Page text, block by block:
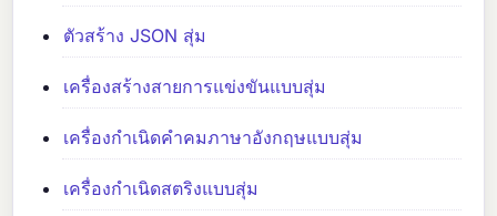
ตัวสร้าง JSON สุ่ม
เครื่องสร้างสายการแข่งขันแบบสุ่ม
เครื่องกำเนิดคำคมภาษาอังกฤษแบบสุ่ม
เครื่องกำเนิดสตริงแบบสุ่ม